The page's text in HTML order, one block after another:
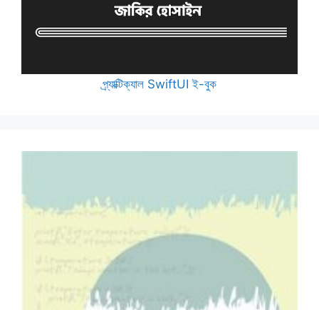
প্র্যাক্টিক্যাল SwiftUI ই-বুক